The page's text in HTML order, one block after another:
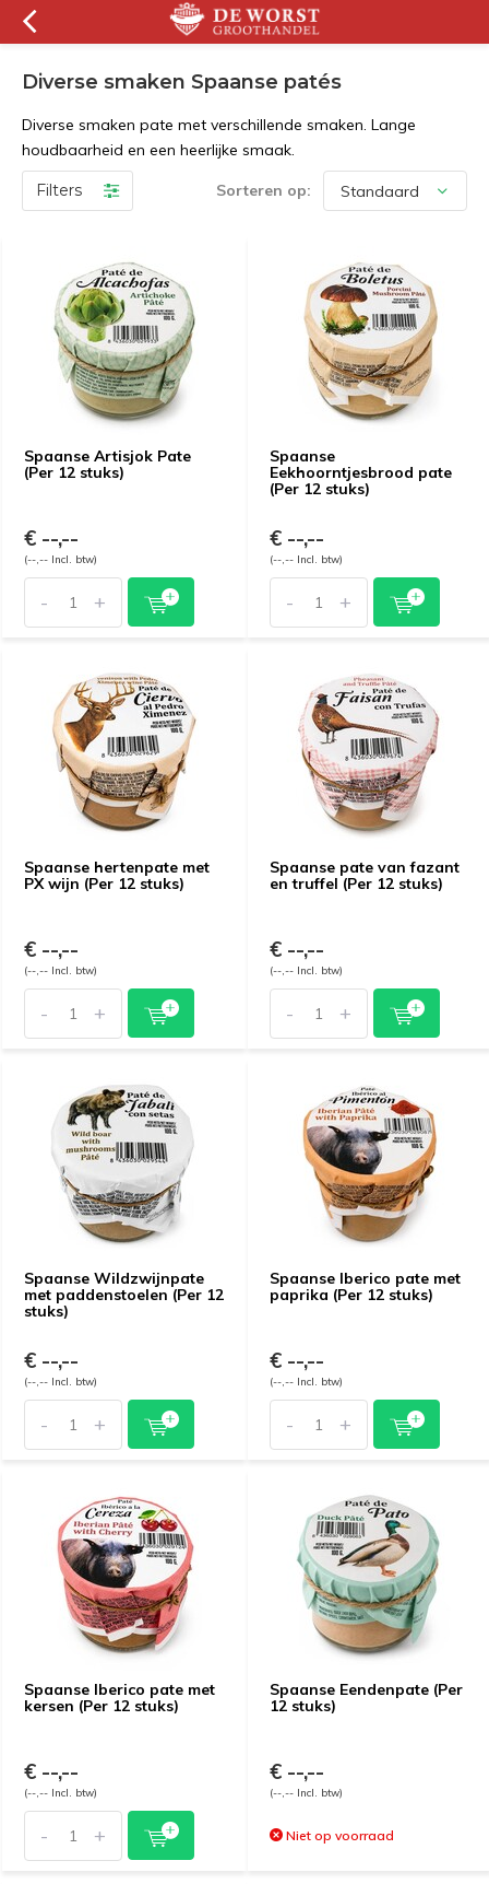
Diverse smaken Spaanse patés
Diverse smaken pate met verschillende smaken. Lange
houdbaarheid en een heerlijke smaak.
Filters Sorteren op:
Spaanse Artisjok Pate
(Per 12 stuks)
€ --,--
(--,-- Incl. btw)
- +
Spaanse
Eekhoorntjesbrood pate
(Per 12 stuks)
€ --,--
(--,-- Incl. btw)
- +
Spaanse hertenpate met
PX wijn (Per 12 stuks)
€ --,--
(--,-- Incl. btw)
- +
Spaanse pate van fazant
en truffel (Per 12 stuks)
€ --,--
(--,-- Incl. btw)
- +
Spaanse Wildzwijnpate
met paddenstoelen (Per 12
stuks)
€ --,--
(--,-- Incl. btw)
- +
Spaanse Iberico pate met
paprika (Per 12 stuks)
€ --,--
(--,-- Incl. btw)
- +
Spaanse Iberico pate met
kersen (Per 12 stuks)
€ --,--
(--,-- Incl. btw)
- +
Spaanse Eendenpate (Per
12 stuks)
€ --,--
(--,-- Incl. btw)
Niet op voorraad